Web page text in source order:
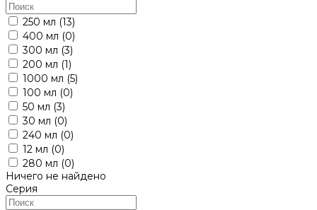
250 мл (13)
400 мл (0)
300 мл (3)
200 мл (1)
1000 мл (5)
100 мл (0)
50 мл (3)
30 мл (0)
240 мл (0)
12 мл (0)
280 мл (0)
Ничего не найдено
Серия